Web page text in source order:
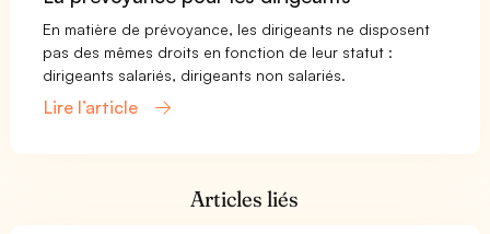
En matière de prévoyance, les dirigeants ne disposent
pas des mêmes droits en fonction de leur statut :
dirigeants salariés, dirigeants non salariés.
Lire l’article
Articles liés